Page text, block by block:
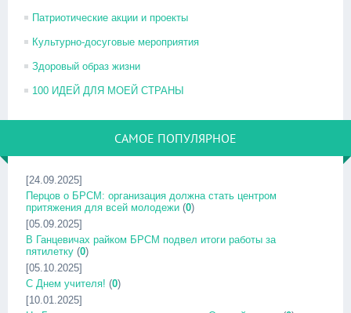
Патриотические акции и проекты
Культурно-досуговые мероприятия
Здоровый образ жизни
100 ИДЕЙ ДЛЯ МОЕЙ СТРАНЫ
САМОЕ ПОПУЛЯРНОЕ
[24.09.2025]
Перцов о БРСМ: организация должна стать центром
притяжения для всей молодежи (0)
[05.09.2025]
В Ганцевичах райком БРСМ подвел итоги работы за
пятилетку (0)
[05.10.2025]
С Днем учителя! (0)
[10.01.2025]